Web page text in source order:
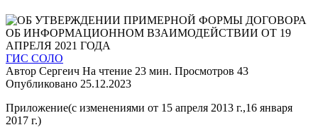
ГИС СОЛО
Автор Сергеич На чтение 23 мин. Просмотров 43
Опубликовано 25.12.2023
Приложение(с изменениями от 15 апреля 2013 г.,16 января
2017 г.)